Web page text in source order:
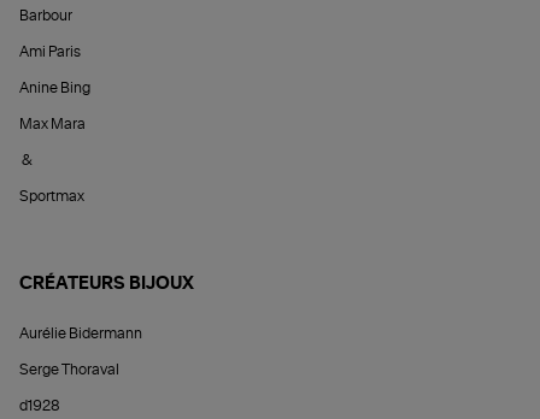
Barbour
Ami Paris
Anine Bing
Max Mara
&
Sportmax
CRÉATEURS BIJOUX
Aurélie Bidermann
Serge Thoraval
d1928